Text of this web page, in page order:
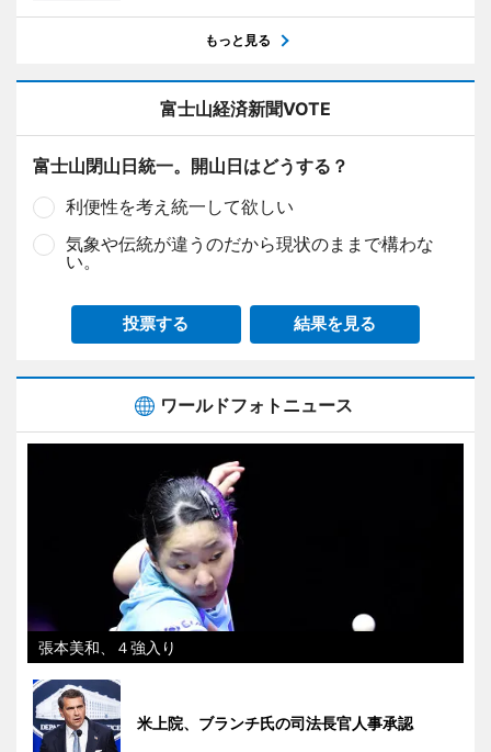
もっと見る
富士山経済新聞VOTE
富士山閉山日統一。開山日はどうする？
利便性を考え統一して欲しい
気象や伝統が違うのだから現状のままで構わな
い。
投票する 結果を見る
ワールドフォトニュース
張本美和、４強入り
米上院、ブランチ氏の司法長官人事承認